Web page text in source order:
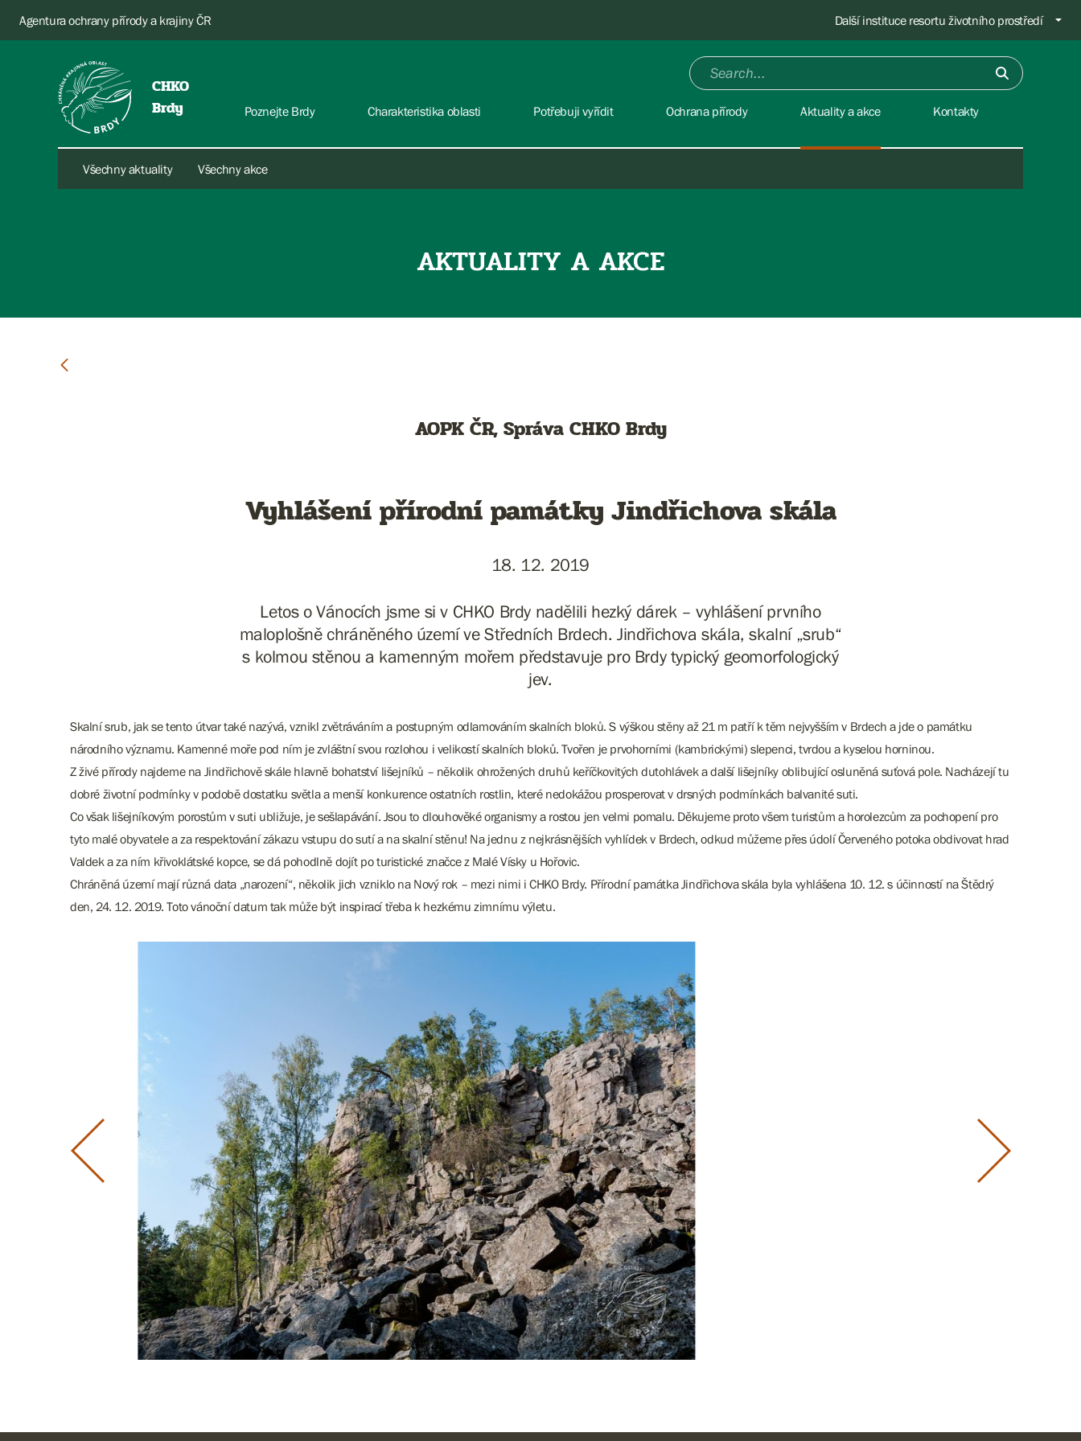
Agentura ochrany přírody a krajiny ČR Další instituce resortu životního prostředí
CHKO
Brdy
Poznejte Brdy Charakteristika oblasti Potřebuji vyřídit Ochrana přírody Aktuality a akce
Všechny aktuality Všechny akce
Kontakty
AKTUALITY A AKCE
AOPK ČR, Správa CHKO Brdy
Vyhlášení přírodní památky Jindřichova skála
18. 12. 2019
Letos o Vánocích jsme si v CHKO Brdy nadělili hezký dárek – vyhlášení prvního
maloplošně chráněného území ve Středních Brdech. Jindřichova skála, skalní „srub“
s kolmou stěnou a kamenným mořem představuje pro Brdy typický geomorfologický
jev.
Skalní srub, jak se tento útvar také nazývá, vznikl zvětráváním a postupným odlamováním skalních bloků. S výškou stěny až 21 m patří k těm nejvyšším v Brdech a jde o památku
národního významu. Kamenné moře pod ním je zvláštní svou rozlohou i velikostí skalních bloků. Tvořen je prvohorními (kambrickými) slepenci, tvrdou a kyselou horninou.
Z živé přírody najdeme na Jindřichově skále hlavně bohatství lišejníků – několik ohrožených druhů keříčkovitých dutohlávek a další lišejníky oblibující osluněná suťová pole. Nacházejí tu
dobré životní podmínky v podobě dostatku světla a menší konkurence ostatních rostlin, které nedokážou prosperovat v drsných podmínkách balvanité suti.
Co však lišejníkovým porostům v suti ubližuje, je sešlapávání. Jsou to dlouhověké organismy a rostou jen velmi pomalu. Děkujeme proto všem turistům a horolezcům za pochopení pro
tyto malé obyvatele a za respektování zákazu vstupu do sutí a na skalní stěnu! Na jednu z nejkrásnějších vyhlídek v Brdech, odkud můžeme přes údolí Červeného potoka obdivovat hrad
Valdek a za ním křivoklátské kopce, se dá pohodlně dojít po turistické značce z Malé Vísky u Hořovic.
Chráněná území mají různá data „narození“, několik jich vzniklo na Nový rok – mezi nimi i CHKO Brdy. Přírodní památka Jindřichova skála byla vyhlášena 10. 12. s účinností na Štědrý
den, 24. 12. 2019. Toto vánoční datum tak může být inspirací třeba k hezkému zimnímu výletu.